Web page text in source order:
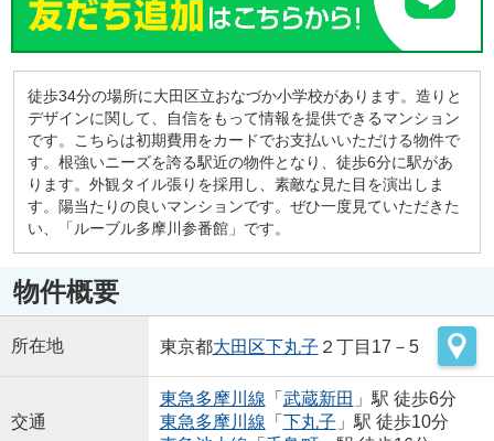
徒歩34分の場所に大田区立おなづか小学校があります。造りと
デザインに関して、自信をもって情報を提供できるマンション
です。こちらは初期費用をカードでお支払いいただける物件で
す。根強いニーズを誇る駅近の物件となり、徒歩6分に駅があ
ります。外観タイル張りを採用し、素敵な見た目を演出しま
す。陽当たりの良いマンションです。ぜひ一度見ていただきた
い、「ルーブル多摩川参番館」です。
物件概要
所在地 東京都大田区下丸子 ２丁目17－5
交通
東急多摩川線 「 武蔵新田 」駅 徒歩6分
東急多摩川線 「 下丸子 」駅 徒歩10分